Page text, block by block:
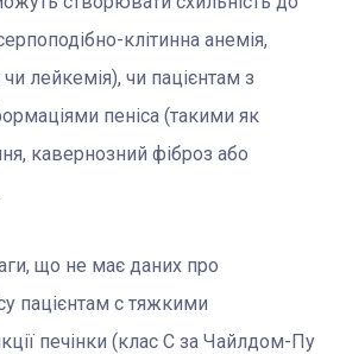
клітинна анемія,
лейкемія), чи пацієнтам з
пеніса (такими як
кавернозний фіброз або
що не має даних про
пацієнтам с тяжкими
печінки (клас С за Чайлдом-Пу